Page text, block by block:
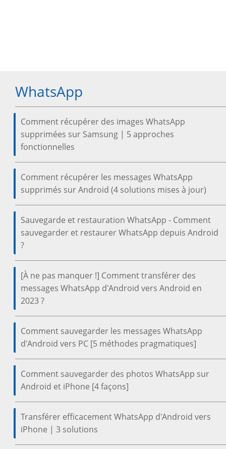
WhatsApp
Comment récupérer des images WhatsApp
supprimées sur Samsung | 5 approches
fonctionnelles
Comment récupérer les messages WhatsApp
supprimés sur Android (4 solutions mises à jour)
Sauvegarde et restauration WhatsApp - Comment
sauvegarder et restaurer WhatsApp depuis Android
?
[À ne pas manquer !] Comment transférer des
messages WhatsApp d'Android vers Android en
2023 ?
Comment sauvegarder les messages WhatsApp
d'Android vers PC [5 méthodes pragmatiques]
Comment sauvegarder des photos WhatsApp sur
Android et iPhone [4 façons]
Transférer efficacement WhatsApp d'Android vers
iPhone | 3 solutions